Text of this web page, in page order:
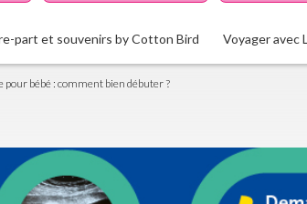
part et souvenirs by Cotton Bird Voyager avec
bébé : comment bien débuter ?